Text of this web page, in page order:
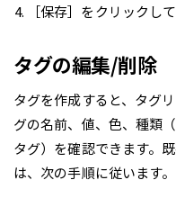
［保存］をクリックし
タグの編集/削除
タグを作成すると、タグ
グの名前、値、色、種類
タグ）を確認できます。
は、次の手順に従います。